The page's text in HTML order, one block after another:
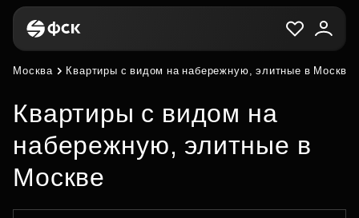
Москва Квартиры с видом на набережную, элитные в Москве
Квартиры с видом на
набережную, элитные в
Москве